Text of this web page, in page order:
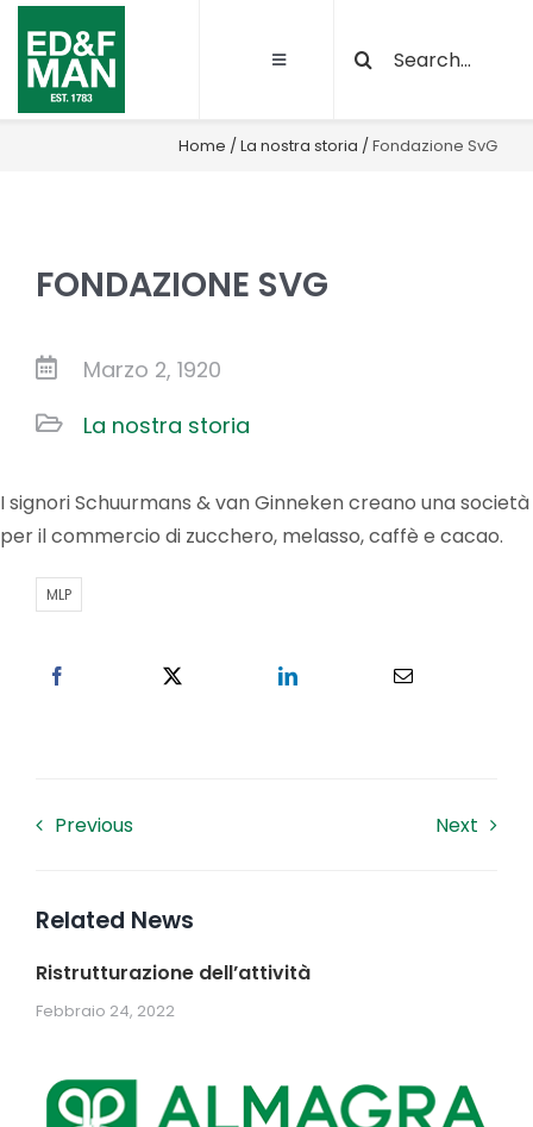
Salta
contenuto
Toggle
Chi siamo
Sostenibilità
Qualità e certificazioni
Progetti
News
Lavora con noi
Contatti
Cerca
per:
Home /La nostra storia /Fondazione SvG
FONDAZIONE SVG
Marzo 2, 1920
La nostra storia
I signori Schuurmans & van Ginneken creano una società
per il commercio di zucchero, melasso, caffè e cacao.
MLP
Previous Next
Related News
Ristrutturazione dell’attività
Febbraio 24, 2022